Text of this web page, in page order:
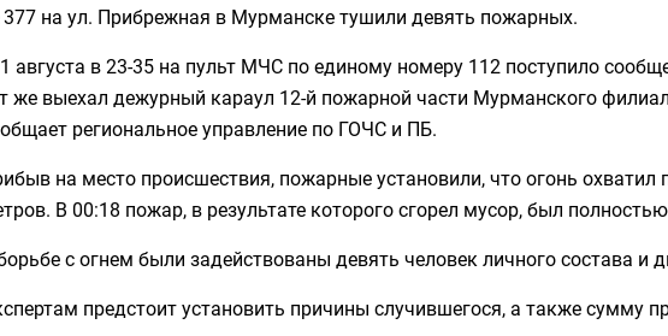
на ул. Прибрежная в Мурманске тушили девять пожарных.
августа в 23-35 на пульт МЧС по единому номеру 112 поступило
же выехал дежурный караул 12-й пожарной части Мурманского
региональное управление по ГОЧС и ПБ.
на место происшествия, пожарные установили, что огонь
В 00:18 пожар, в результате которого сгорел мусор, был
с огнем были задействованы девять человек личного состава и
предстоит установить причины случившегося, а также сумму